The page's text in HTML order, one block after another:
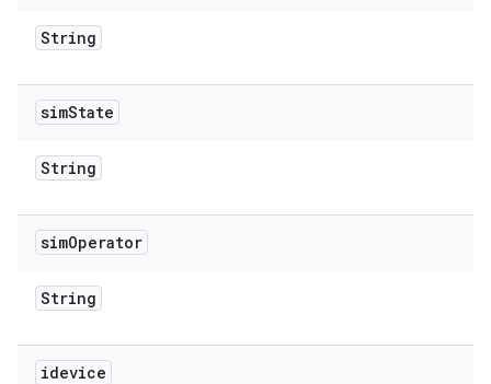
String
simState
String
simOperator
String
idevice